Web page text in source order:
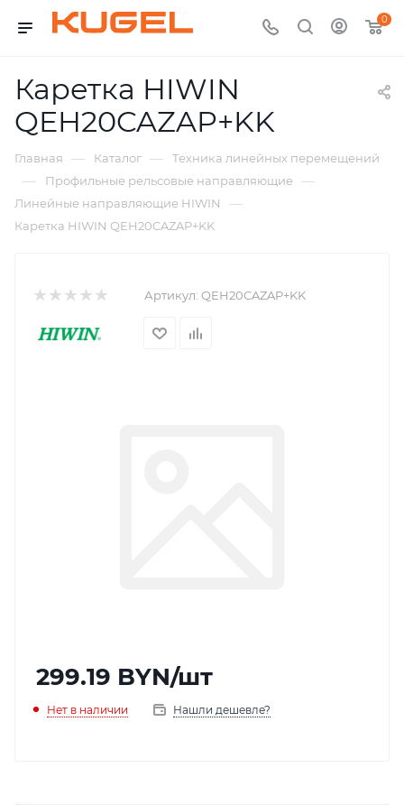
0
Каретка HIWIN
QEH20CAZAP+KK
Главная — Каталог — Техника линейных перемещений
— Профильные рельсовые направляющие —
Линейные направляющие HIWIN —
Каретка HIWIN QEH20CAZAP+KK
Артикул: QEH20CAZAP+KK
299.19 BYN/шт
Нет в наличии Нашли дешевле?